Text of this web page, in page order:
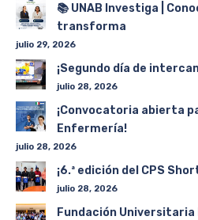
📚 UNAB Investiga |
transforma
julio 29, 2026
¡Segundo día de
julio 28, 2026
¡Convocatoria abierta
Enfermería!
julio 28, 2026
¡6.ª edición del CPS
julio 28, 2026
Fundación